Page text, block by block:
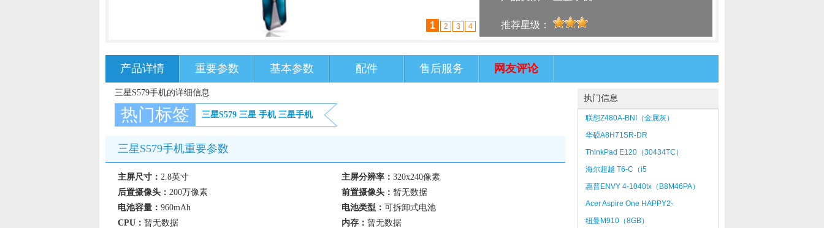
1 2 3 4 推荐星级：
产品详情 重要参数 基本参数 配件 售后服务 网友评论
三星S579手机的详细信息
热门标签 三星S579 三星 手机 三星手机
三星S579手机重要参数
主屏尺寸： 2.8英寸 主屏分辨率： 320x240像素
后置摄像头： 200万像素 前置摄像头： 暂无数据
电池容量： 960mAh 电池类型： 可拆卸式电池
CPU： 暂无数据 内存： 暂无数据
执门信息
联想Z480A-BNI（金属灰）
华硕A8H71SR-DR
ThinkPad E120（30434TC）
海尔超越 T6-C（i5
2430M/2GB/500GB）
惠普ENVY 4-1040tx（B8M46PA）
Acer Aspire One HAPPY2-
N57Cb2b（N570/2GB/250GB）
纽曼M910（8GB）